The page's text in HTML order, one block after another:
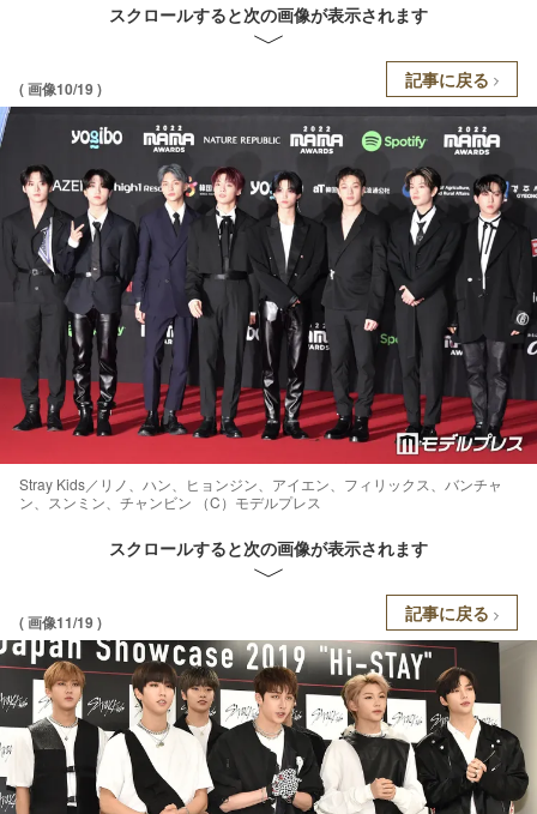
スクロールすると次の画像が表示されます
( 画像10/19 ) 記事に戻る
Stray Kids／リノ、ハン、ヒョンジン、アイエン、フィリックス、バンチャ
ン、スンミン、チャンビン （C）モデルプレス
スクロールすると次の画像が表示されます
( 画像11/19 ) 記事に戻る